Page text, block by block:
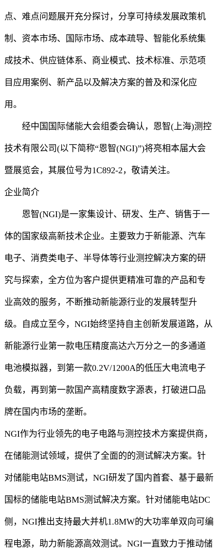
点、难点问题展开充分探讨，分享可持续发展政策机
制、资本市场、国际市场、成本疏导、智能化系统集
成技术、供应链体系、商业模式、技术标准、示范项
目应用案例、新产品以及解决方案的普及和深化应
用。
经中国国际储能大会组委会确认，恩智(上海)测控
技术有限公司(以下简称“恩智(NGI)”)将亮相本届大会
暨展览会，其展位号为1C892-2，敬请关注。
企业简介
恩智(NGI)是一家集设计、研发、生产、销售于一
体的国家级高新技术企业。主要致力于新能源、汽车
电子、消费类电子、半导体等行业测控解决方案的研
究与探索，全方位为客户提供更精准可靠的产品和专
业高效的服务，不断推动新能源行业的发展转型升
级。自成立至今，NGI始终坚持自主创新发展道路，从
新能源行业第一款电压精度高达六万分之一的多通道
电池模拟器，到第一款0.2V/1200A的低压大电流电子
负载，再到第一款国产高精度数字源表，打破进口品
牌在国内市场的垄断。
NGI作为行业领先的电子电路与测控技术方案提供商，
在储能测试领域，提供了全面的的测试解决方案。针
对储能电站BMS测试，NGI研发了国内首套、基于最新
国标的储能电站BMS测试解决方案。针对储能电站DC
侧，NGI推出支持最大并机1.8MW的大功率单双向可编
程电源，助力新能源高效测试。NGI一直致力于推动储